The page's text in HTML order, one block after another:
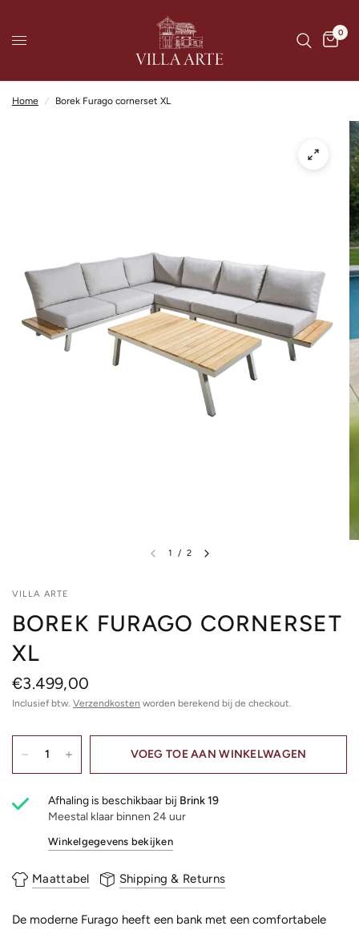
0
Home / Borek Furago cornerset XL
1 / 2
VILLA ARTE
BOREK FURAGO CORNERSET
XL
€3.499,00
Inclusief btw. Verzendkosten worden berekend bij de checkout.
VOEG TOE AAN WINKELWAGEN
Afhaling is beschikbaar bij Brink 19
Meestal klaar binnen 24 uur
Winkelgegevens bekijken
Maattabel Shipping & Returns
De moderne Furago heeft een bank met een comfortabele